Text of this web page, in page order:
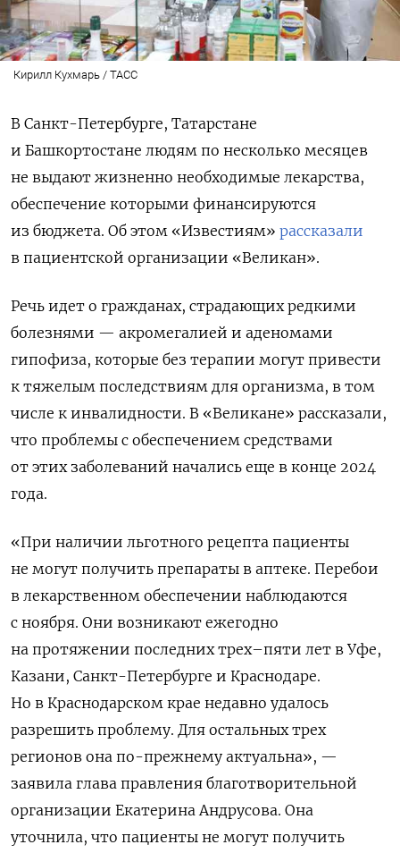
Кирилл Кухмарь / ТАСС
В Санкт-Петербурге, Татарстане
и Башкортостане людям по несколько месяцев
не выдают жизненно необходимые лекарства,
обеспечение которыми финансируются
из бюджета. Об этом «Известиям» рассказали
в пациентской организации «Великан».
Речь идет о гражданах, страдающих редкими
болезнями — акромегалией и аденомами
гипофиза, которые без терапии могут привести
к тяжелым последствиям для организма, в том
числе к инвалидности. В «Великане» рассказали,
что проблемы с обеспечением средствами
от этих заболеваний начались еще в конце 2024
года.
«При наличии льготного рецепта пациенты
не могут получить препараты в аптеке. Перебои
в лекарственном обеспечении наблюдаются
с ноября. Они возникают ежегодно
на протяжении последних трех–пяти лет в Уфе,
Казани, Санкт-Петербурге и Краснодаре.
Но в Краснодарском крае недавно удалось
разрешить проблему. Для остальных трех
регионов она по-прежнему актуальна», —
заявила глава правления благотворительной
организации Екатерина Андрусова. Она
уточнила, что пациенты не могут получить